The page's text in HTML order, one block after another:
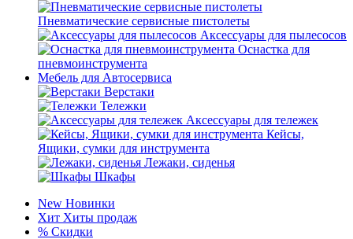
Пневматические сервисные пистолеты
Аксессуары для пылесосов
Оснастка для
пневмоинструмента
Мебель для Автосервиса
Верстаки
Тележки
Аксессуары для тележек
Кейсы,
Ящики, сумки для инструмента
Лежаки, сиденья
Шкафы
New Новинки
Хит Хиты продаж
% Скидки